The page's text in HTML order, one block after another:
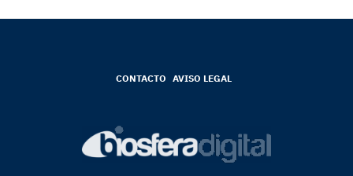
CONTACTO AVISO LEGAL